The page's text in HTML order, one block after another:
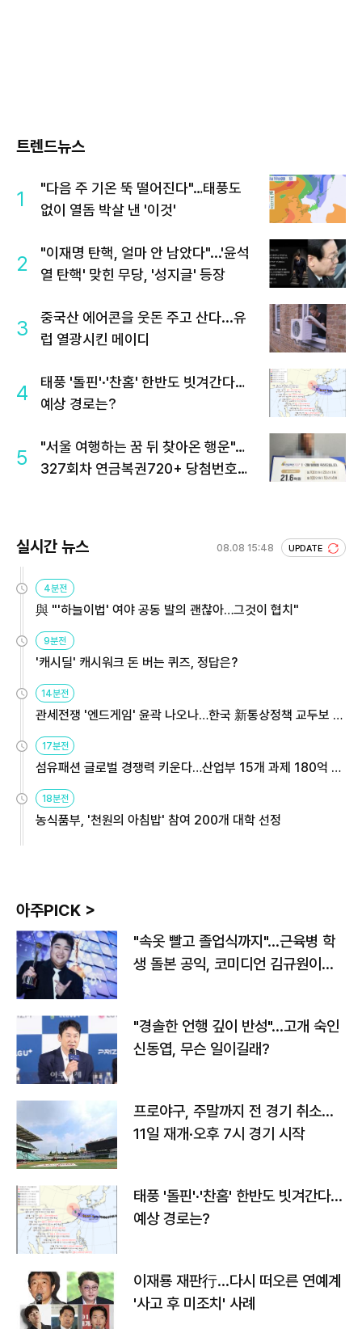
트렌드뉴스
1
"다음 주 기온 뚝 떨어진다"…태풍도
없이 열돔 박살 낸 '이것'
2
"이재명 탄핵, 얼마 안 남았다"...'윤석
열 탄핵' 맞힌 무당, '성지글' 등장
3
중국산 에어콘을 웃돈 주고 산다...유
럽 열광시킨 메이디
4
태풍 '돌핀'·'찬홈' 한반도 빗겨간다…
예상 경로는?
5
"서울 여행하는 꿈 뒤 찾아온 행운"…
327회차 연금복권720+ 당첨번호조
실시간 뉴스 08.08 15:48 UPDATE
4분전
與 "'하늘이법' 여야 공동 발의 괜찮아…그것이 협치"
9분전
'캐시딜' 캐시워크 돈 버는 퀴즈, 정답은?
14분전
관세전쟁 '엔드게임' 윤곽 나오나…한국 新통상정책 교두보 활
용해야
17분전
섬유패션 글로벌 경쟁력 키운다…산업부 15개 과제 180억 지
원
18분전
농식품부, '천원의 아침밥' 참여 200개 대학 선정
아주PICK >
"속옷 빨고 졸업식까지"…근육병 학
생 돌본 공익, 코미디언 김규원이었
"경솔한 언행 깊이 반성"…고개 숙인
신동엽, 무슨 일이길래?
프로야구, 주말까지 전 경기 취소…
11일 재개·오후 7시 경기 시작
태풍 '돌핀'·'찬홈' 한반도 빗겨간다…
예상 경로는?
이재룡 재판行…다시 떠오른 연예계
'사고 후 미조치' 사례